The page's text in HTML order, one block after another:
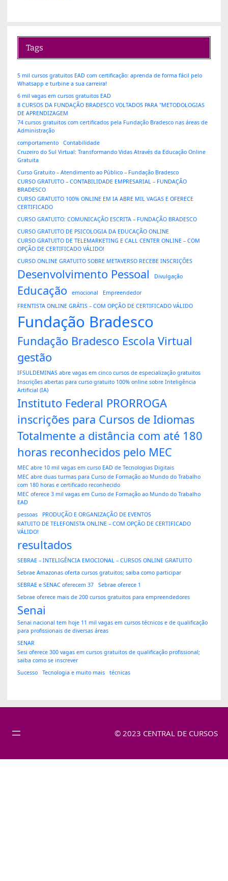
Tags
5 mil cursos gratuitos EAD com certificação: aprenda de forma fácil pelo
Whatsapp e turbine a sua carreira!
6 mil vagas em cursos gratuitos EAD
8 CURSOS DA FUNDAÇÃO BRADESCO VOLTADOS PARA "METODOLOGIAS
DE APRENDIZAGEM
74 cursos gratuitos com certificados pela Fundação Bradesco nas áreas de
Administração
comportamento
Contabilidade
Cruzeiro do Sul Virtual: Transformando Vidas Através da Educação Online
Gratuita
Curso Gratuito – Atendimento ao Público – Fundação Bradesco
CURSO GRATUITO – CONTABILIDADE EMPRESARIAL – FUNDAÇÃO
BRADESCO
CURSO GRATUITO 100% ONLINE EM IA ABRE MIL VAGAS E OFERECE
CERTIFICADO
CURSO GRATUITO: COMUNICAÇÃO ESCRITA – FUNDAÇÃO BRADESCO
CURSO GRATUITO DE PSICOLOGIA DA EDUCAÇÃO ONLINE
CURSO GRATUITO DE TELEMARKETING E CALL CENTER ONLINE – COM
OPÇÃO DE CERTIFICADO VÁLIDO!
CURSO ONLINE GRATUITO SOBRE METAVERSO RECEBE INSCRIÇÕES
Desenvolvimento Pessoal Divulgação
Educação emocional
Empreendedor
FRENTISTA ONLINE GRÁTIS – COM OPÇÃO DE CERTIFICADO VÁLIDO
Fundação Bradesco
Fundação Bradesco Escola Virtual
gestão
IFSULDEMINAS abre vagas em cinco cursos de especialização gratuitos
Inscrições abertas para curso gratuito 100% online sobre Inteligência
Artificial (IA)
Instituto Federal PRORROGA
inscrições para Cursos de Idiomas
Totalmente a distância com até 180
horas reconhecidos pelo MEC
MEC abre 10 mil vagas em curso EAD de Tecnologias Digitais
MEC abre duas turmas para Curso de Formação ao Mundo do Trabalho
com 180 horas e certificado reconhecido
MEC oferece 3 mil vagas em Curso de Formação ao Mundo do Trabalho
EAD
pessoas
PRODUÇÃO E ORGANIZAÇÃO DE EVENTOS
RATUITO DE TELEFONISTA ONLINE – COM OPÇÃO DE CERTIFICADO
VÁLIDO!
resultados
SEBRAE – INTELIGÊNCIA EMOCIONAL – CURSOS ONLINE GRATUITO
Sebrae Amazonas oferta cursos gratuitos; saiba como participar
SEBRAE e SENAC oferecem 37
Sebrae oferece 1
Sebrae oferece mais de 200 cursos gratuitos para empreendedores
Senai
Senai nacional tem hoje 11 mil vagas em cursos técnicos e de qualificação
para profissionais de diversas áreas
SENAR
Sesi oferece 300 vagas em cursos gratuitos de qualificação profissional;
saiba como se inscrever
Sucesso
Tecnologia e muito mais técnicas
© 2023 CENTRAL DE CURSOS